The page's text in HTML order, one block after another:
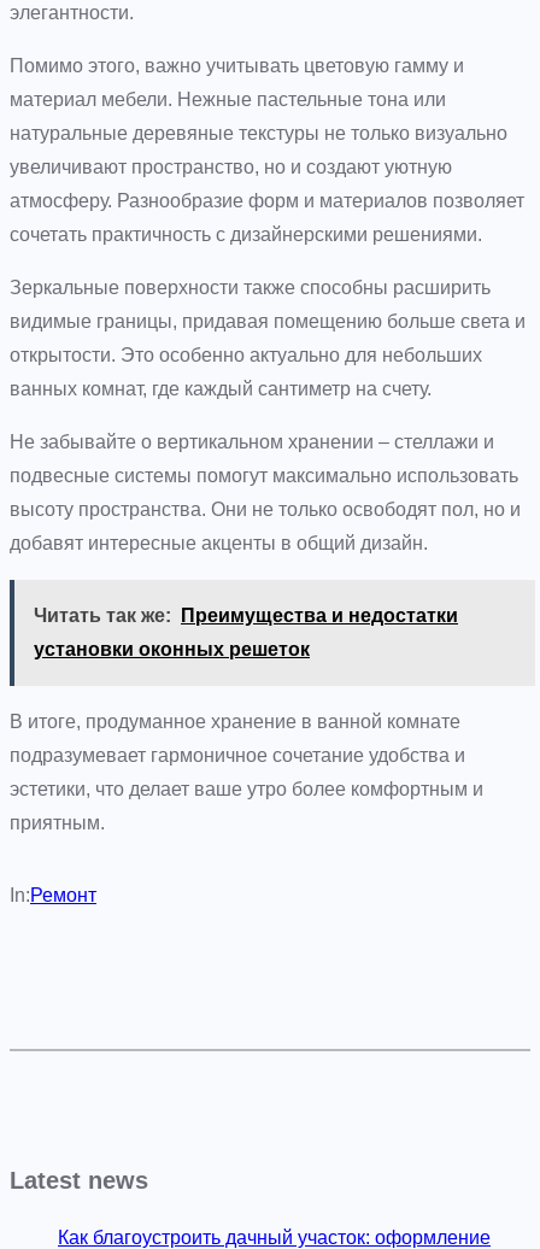
элегантности.
Помимо этого, важно учитывать цветовую гамму и
материал мебели. Нежные пастельные тона или
натуральные деревяные текстуры не только визуально
увеличивают пространство, но и создают уютную
атмосферу. Разнообразие форм и материалов позволяет
сочетать практичность с дизайнерскими решениями.
Зеркальные поверхности также способны расширить
видимые границы, придавая помещению больше света и
открытости. Это особенно актуально для небольших
ванных комнат, где каждый сантиметр на счету.
Не забывайте о вертикальном хранении – стеллажи и
подвесные системы помогут максимально использовать
высоту пространства. Они не только освободят пол, но и
добавят интересные акценты в общий дизайн.
Читать так же:
Преимущества и недостатки
установки оконных решеток
В итоге, продуманное хранение в ванной комнате
подразумевает гармоничное сочетание удобства и
эстетики, что делает ваше утро более комфортным и
приятным.
In:Ремонт
Latest news
Как благоустроить дачный участок: оформление